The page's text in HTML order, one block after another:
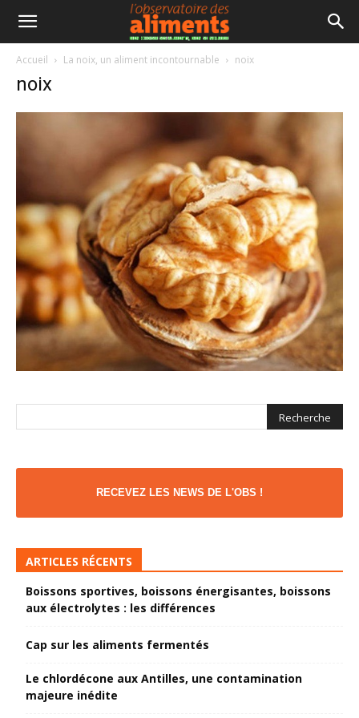
Accueil La noix, un aliment incontournable noix
noix
RECEVEZ LES NEWS DE L'OBS !
ARTICLES RÉCENTS
Boissons sportives, boissons énergisantes, boissons
aux électrolytes : les différences
Cap sur les aliments fermentés
Le chlordécone aux Antilles, une contamination
majeure inédite